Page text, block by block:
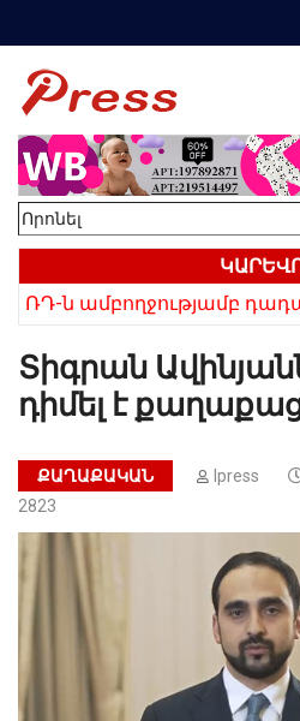
Տիգրան
դիմել է
ՔԱՂԱՔԱԿԱՆ Ipress
2823